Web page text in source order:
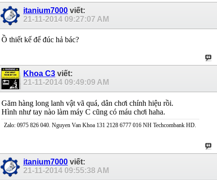
itanium7000 viết:
21-11-2014 09:27:07 AM
Ồ thiết kế để đúc hả bác?
Khoa C3 viết:
21-11-2014 09:49:09 AM
Găm hàng long lanh vật vã quá, dân chơi chính hiệu rồi.
Hình như tay nào làm máy C cũng có máu chơi haha.
Zalo: 0975 826 040. Nguyen Van Khoa 131 2128 6777 016 NH Techcombank HD.
itanium7000 viết:
21-11-2014 09:55:38 AM